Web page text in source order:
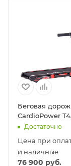
Беговая
CardioPower
Достаточно
Цена при
и наличные
76 900 руб.